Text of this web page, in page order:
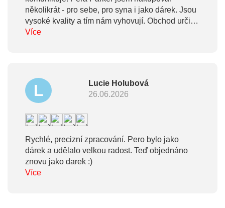
několikrát - pro sebe, pro syna i jako dárek. Jsou
vysoké kvality a tím nám vyhovují. Obchod určitě
doporučuji.
Více
L
Lucie Holubová
26.06.2026
Rychlé, precizní zpracování. Pero bylo jako
dárek a udělalo velkou radost. Teď objednáno
znovu jako darek :)
Více